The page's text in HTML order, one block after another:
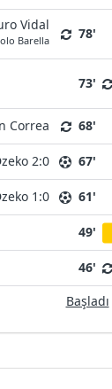
Vidal
Barella 78'
73'
Correa 68'
2:0 67'
1:0 61'
49'
46'
Başladı